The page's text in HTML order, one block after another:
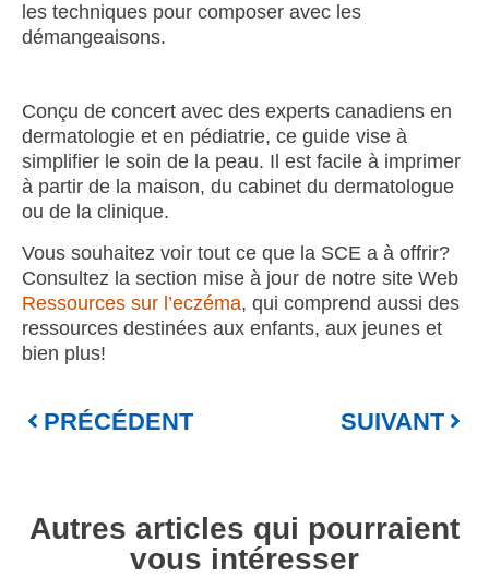
les techniques pour composer avec les
démangeaisons.
Conçu de concert avec des experts canadiens en
dermatologie et en pédiatrie, ce guide vise à
simplifier le soin de la peau. Il est facile à imprimer
à partir de la maison, du cabinet du dermatologue
ou de la clinique.
Vous souhaitez voir tout ce que la SCE a à offrir?
Consultez la section mise à jour de notre site Web
Ressources sur l’eczéma, qui comprend aussi des
ressources destinées aux enfants, aux jeunes et
bien plus!
PRÉCÉDENT SUIVANT
Autres articles qui pourraient
vous intéresser